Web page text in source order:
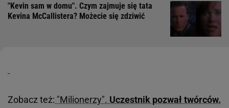
"Kevin sam w domu". Czym zajmuje się tata
Kevina McCallistera? Możecie się zdziwić
Zobacz też: "Milionerzy". Uczestnik pozwał twórców.